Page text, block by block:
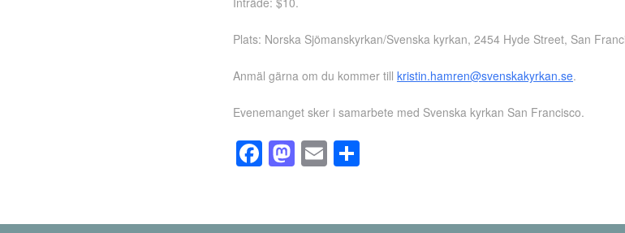
Plats: Norska Sjömanskyrkan/Svenska kyrkan, 2454 Hyde Street, San
Anmäl gärna om du kommer till kristin.hamren@svenskakyrkan.se.
Evenemanget sker i samarbete med Svenska kyrkan San Francisco.
Facebook
Mastodon
Email